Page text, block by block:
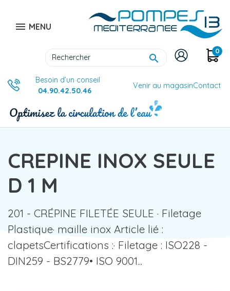
 MENU

0
Besoin d’un conseil
04.90.42.50.46
Venir au magasinContact
CREPINE INOX SEULE
D 1 M
201 - CRÉPINE FILETÉE SEULE · Filetage
Plastique· maille inox Article lié :
clapetsCertifications :· Filetage : ISO228 -
DIN259 - BS2779• ISO 9001...